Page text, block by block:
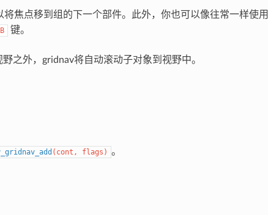
将焦点移到组的下一个部件。此外，你也可以像往常一样使用
键。
之外，gridnav将自动滚动子对象到视野中。
( cont , flags ) 。